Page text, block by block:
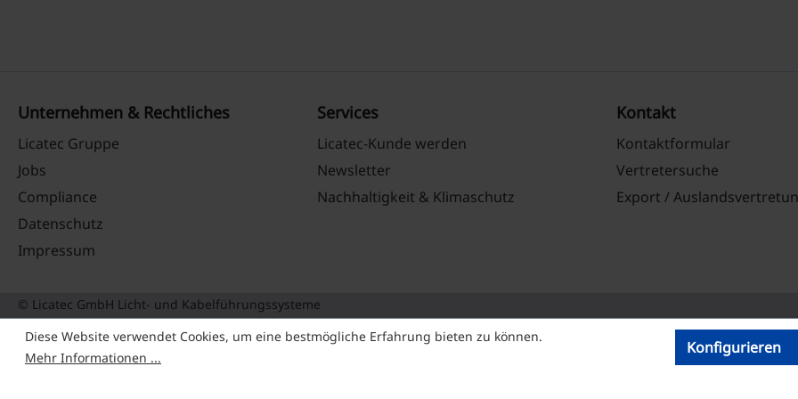
Unternehmen & Rechtliches
Licatec Gruppe
Jobs
Compliance
Datenschutz
Impressum
Services
Licatec-Kunde werden
Newsletter
Nachhaltigkeit & Klimaschutz
Kontakt
Kontaktformular
Vertretersuche
Export /
© Licatec GmbH Licht- und Kabelführungssysteme
Diese Website verwendet Cookies, um eine bestmögliche Erfahrung bieten zu können.
Mehr Informationen ...
Konfigurieren